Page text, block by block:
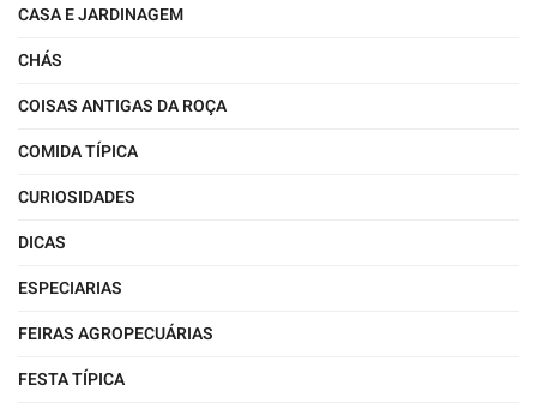
CASA E JARDINAGEM
CHÁS
COISAS ANTIGAS DA ROÇA
COMIDA TÍPICA
CURIOSIDADES
DICAS
ESPECIARIAS
FEIRAS AGROPECUÁRIAS
FESTA TÍPICA